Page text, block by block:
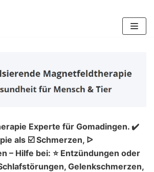
Experte für Gomadingen. ✔️
als ☑️ Schmerzen, ᐅ
– Hilfe bei: ⭐ Entzündungen oder
Gelenkschmerzen,